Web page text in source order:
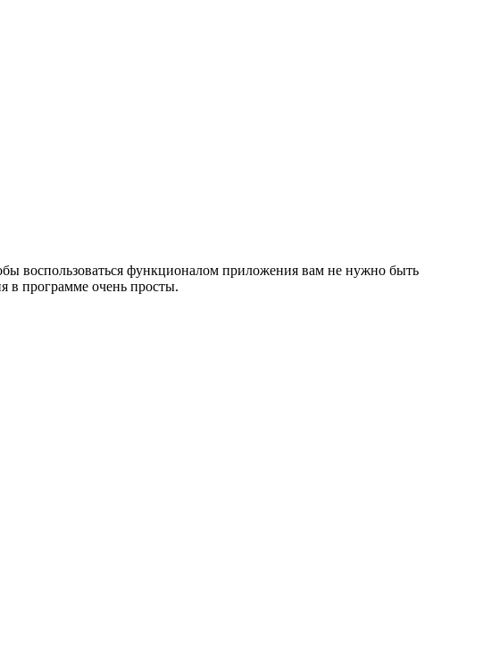
воспользоваться функционалом приложения вам не нужно быть
в программе очень просты.